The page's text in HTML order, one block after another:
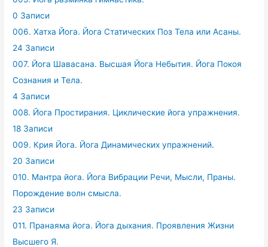
0 Записи
006. Хатха Йога. Йога Статических Поз Тела или Асаны.
24 Записи
007. Йога Шавасана. Высшая Йога Небытия. Йога Покоя
Сознания и Тела.
4 Записи
008. Йога Простирания. Циклические йога упражнения.
18 Записи
009. Крия Йога. Йога Динамических упражнений.
20 Записи
010. Мантра йога. Йога Вибрации Речи, Мысли, Праны.
Порождение волн смысла.
23 Записи
011. Пранаяма йога. Йога дыхания. Проявления Жизни
Высшего Я.